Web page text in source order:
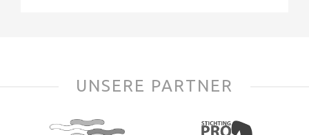
UNSERE PARTNER